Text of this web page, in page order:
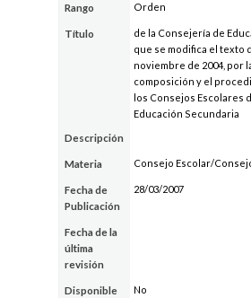
Rango Orden
Título
de la Consejería de
que se modifica el texto
noviembre de 2004, por
composición y el
los Consejos Escolares
Educación Secundaria
Descripción
Materia Consejo Escolar/
Fecha de
Publicación
28/03/2007
Fecha de la
última
revisión
Disponible
No